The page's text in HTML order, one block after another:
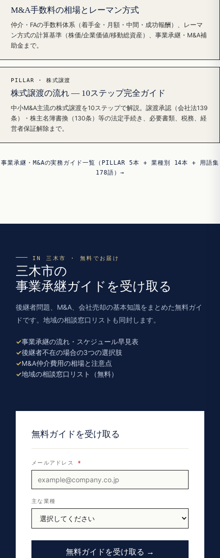
M&A手数料の相場とレーマン方式
仲介・FAの手数料体系（着手金・月額・中間・成功報酬）、レーマ
ン方式の計算基準（株価/企業価値/移動総資産）、事業承継・M&A補
助金まで。
PILLAR · 株式譲渡
株式譲渡の流れ — 10ステップ完全ガイド
中小M&A主流の株式譲渡を10ステップで解説。譲渡承認（会社法139
条）・株主名簿書換（130条）等の法定手続き、必要書類、税務、経
営者保証解除まで。
事業承継・M&Aの実務ガイド一覧（PILLAR 5本 + 業種別 14本 + 用語集
178語）→
IN 三木市 · 無料でお届け
三木市の
事業承継ガイドを受け取る
後継者問題、M&A、会社売却の基本知識をまとめた無料ガイ
ドです。地域の相談窓口リストも同封します。
事業承継の流れ・スケジュール早見表
後継者不在の場合の3つの選択肢
M&A仲介費用の相場と注意点
地域の相談窓口リスト（無料）
無料ガイドを受け取る
メールアドレス *
主な業種
無料ガイドを受け取る →